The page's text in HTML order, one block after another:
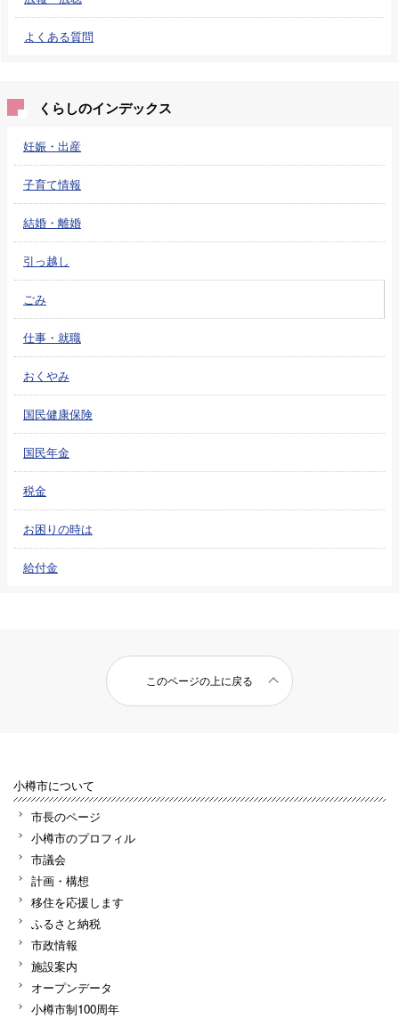
よくある質問
くらしのインデックス
妊娠・出産
子育て情報
結婚・離婚
引っ越し
ごみ
仕事・就職
おくやみ
国民健康保険
国民年金
税金
お困りの時は
給付金
このページの上に戻る
小樽市について
市長のページ
小樽市のプロフィル
市議会
計画・構想
移住を応援します
ふるさと納税
市政情報
施設案内
オープンデータ
小樽市制100周年